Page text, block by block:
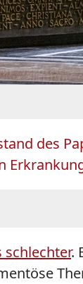
des
schlechter.